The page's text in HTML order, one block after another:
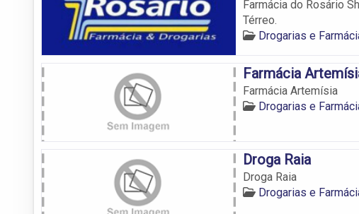
Farmácia do Rosário
Térreo.
Drogarias e
Farmácia
Farmácia Artemísia
Drogarias e
Droga Raia
Droga Raia
Drogarias e